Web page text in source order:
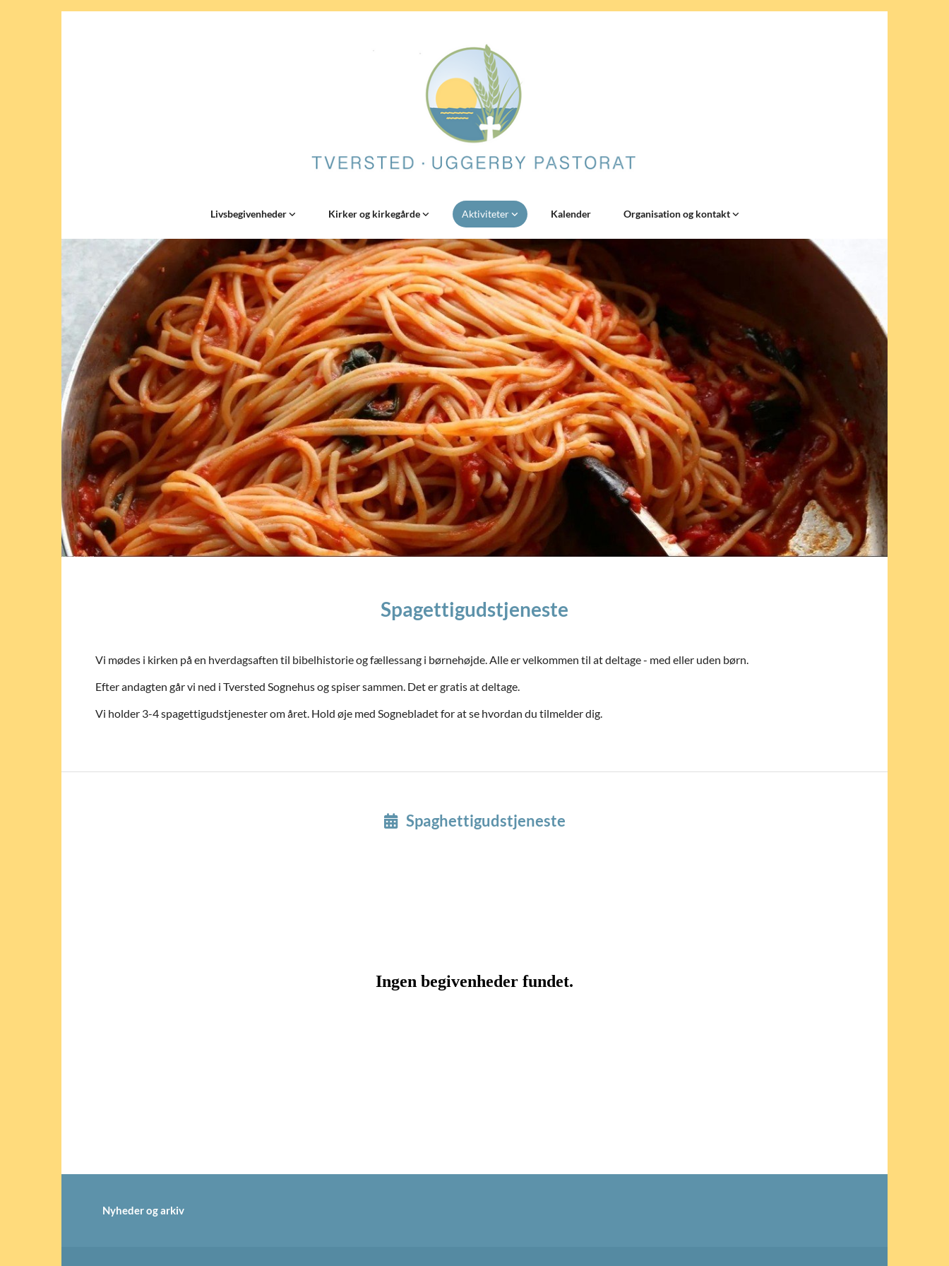
Livsbegivenheder Kirker og kirkegårde Aktiviteter Kalender Organisation og kontakt
Spagettigudstjeneste
Vi mødes i kirken på en hverdagsaften til bibelhistorie og fællessang i børnehøjde. Alle er velkommen til at deltage - med eller uden børn.
Efter andagten går vi ned i Tversted Sognehus og spiser sammen. Det er gratis at deltage.
Vi holder 3-4 spagettigudstjenester om året. Hold øje med Sognebladet for at se hvordan du tilmelder dig.
Spaghettigudstjeneste
Nyheder og arkiv